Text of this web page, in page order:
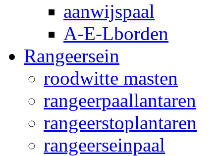
aanwijspaal
A-E-Lborden
Rangeersein
roodwitte masten
rangeerpaallantaren
rangeerstoplantaren
rangeerseinpaal